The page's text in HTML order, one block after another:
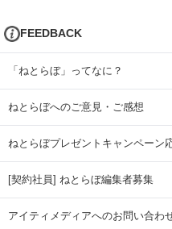
FEEDBACK
「ねとらぼ」ってなに？
ねとらぼへのご意見・ご感想
ねとらぼプレゼントキャンペーン
[契約社員] ねとらぼ編集者募集
アイティメディアへのお問い合わ